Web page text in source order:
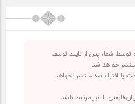
توسط شما، پس از تایید توسط
خواهد شد.
یا افترا باشد منتشر نخواهد
فارسی یا غیر مرتبط باشد